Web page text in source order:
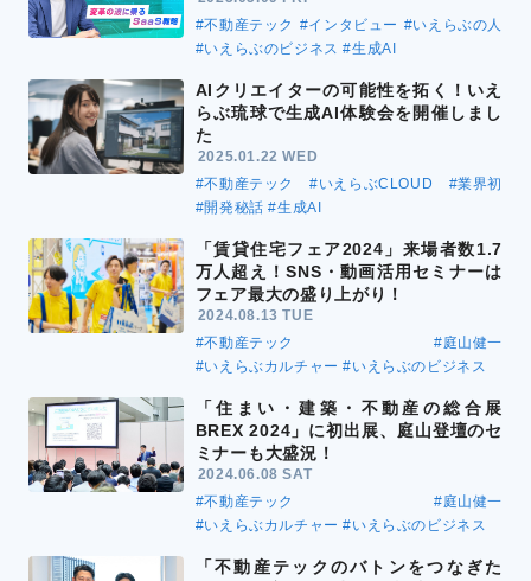
#不動産テック #インタビュー #いえらぶの人
#いえらぶのビジネス #生成AI
AIクリエイターの可能性を拓く！いえ
らぶ琉球で生成AI体験会を開催しまし
た
2025.01.22 WED
#不動産テック
#いえらぶCLOUD
#業界初
#開発秘話 #生成AI
「賃貸住宅フェア2024」来場者数1.7
万人超え！SNS・動画活用セミナーは
フェア最大の盛り上がり！
2024.08.13 TUE
#不動産テック
#庭山健一
#いえらぶカルチャー #いえらぶのビジネス
「住まい・建築・不動産の総合展
BREX 2024」に初出展、庭山登壇のセ
ミナーも大盛況！
2024.06.08 SAT
#不動産テック
#庭山健一
#いえらぶカルチャー #いえらぶのビジネス
「不動産テックのバトンをつなぎた